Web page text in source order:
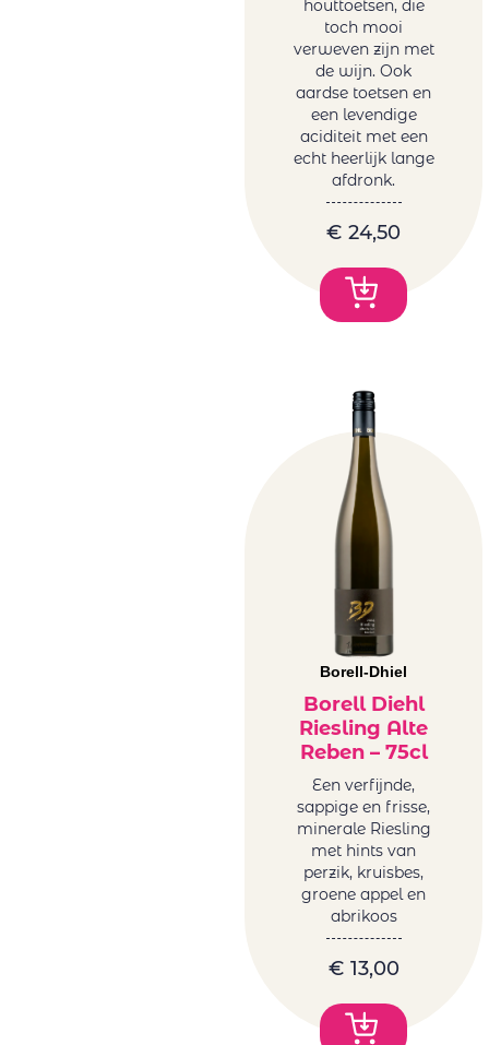
houttoetsen, die
toch mooi
verweven zijn met
de wijn. Ook
aardse toetsen en
een levendige
aciditeit met een
echt heerlijk lange
afdronk.
€ 24,50
Borell-Dhiel
Borell Diehl
Riesling Alte
Reben – 75cl
Een verfijnde,
sappige en frisse,
minerale Riesling
met hints van
perzik, kruisbes,
groene appel en
abrikoos
€ 13,00